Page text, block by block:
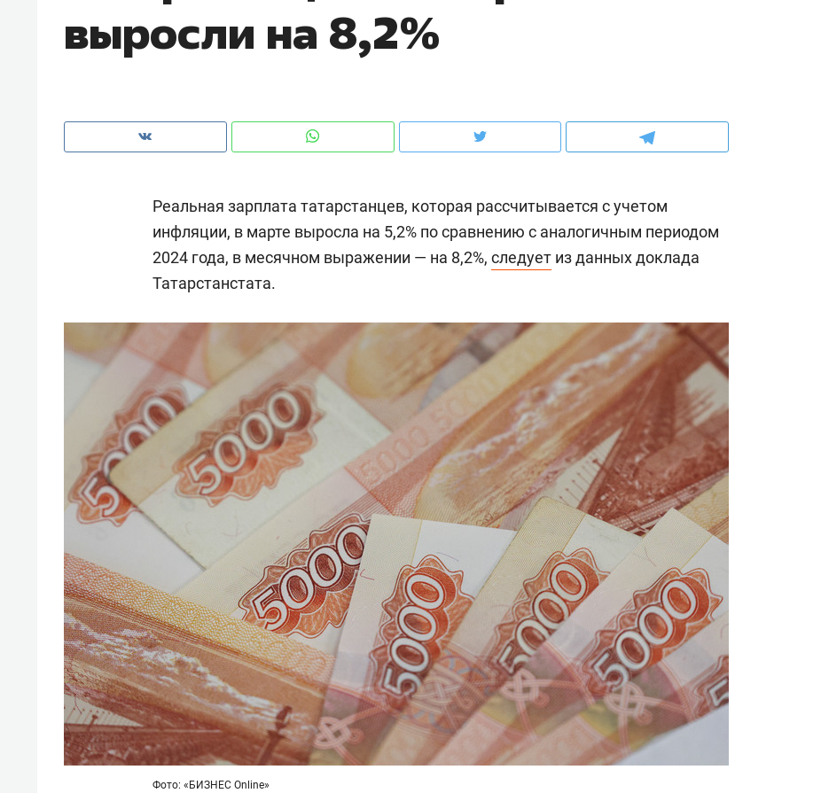
выросли на 8,2%
Реальная зарплата татарстанцев, которая рассчитывается с учетом
инфляции, в марте выросла на 5,2% по сравнению с аналогичным периодом
2024 года, в месячном выражении — на 8,2%, следует из данных доклада
Татарстанстата.
Фото: «БИЗНЕС Online»
рынки, почему надо знать аксакалов и
чем интересен Оман?
о трехкратном росте цен, дотошных
клиентах и чудных запросах мастеров
Рекомендуем
Как ГК «МИР ГРУПП» и ВТБ
создают оазис жилого
комфорта под Казанью
Рекомендуем
150 камер до квартиры и Face
ID вместо ключа: какой будет
безопасность в ЖК «Нова»
Рекомендуем
Опыт выживания в дикой
природе, работа
с ментальным и физическим
состоянием как основа
антихрупких команд